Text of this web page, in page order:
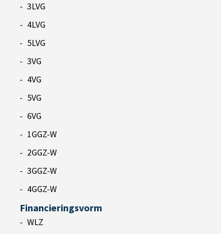
3LVG
4LVG
5LVG
3VG
4VG
5VG
6VG
1GGZ-W
2GGZ-W
3GGZ-W
4GGZ-W
Financieringsvorm
WLZ